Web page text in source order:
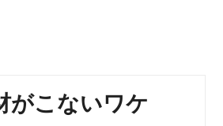
がこないワケ